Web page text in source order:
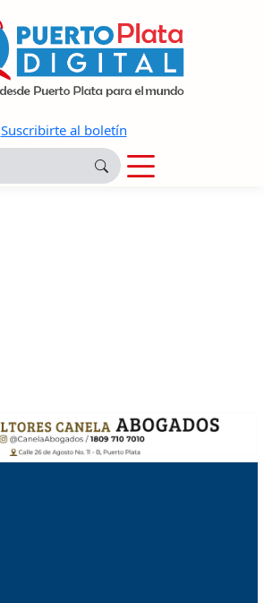
Suscribirte al boletín